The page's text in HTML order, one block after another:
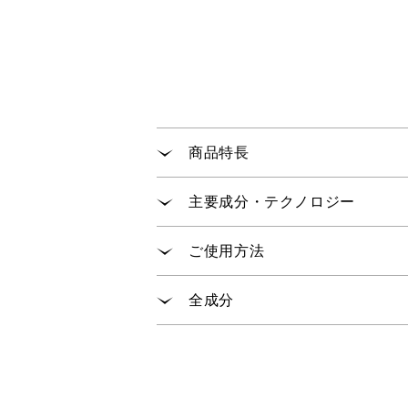
商品特長
リッチでまろやかな感触と、心
主要成分・テクノロジー
真珠を育むアコヤ貝から抽出した
ナノ化した4種類のビタミンを含
ご使用方法
その際、エッセンスの雫が落ち
全成分